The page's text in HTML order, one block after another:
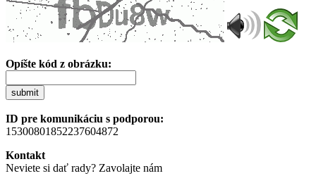
Opíšte kód z obrázku:
submit
ID pre komunikáciu s podporou:
15300801852237604872
Kontakt
Neviete si dať rady? Zavolajte nám